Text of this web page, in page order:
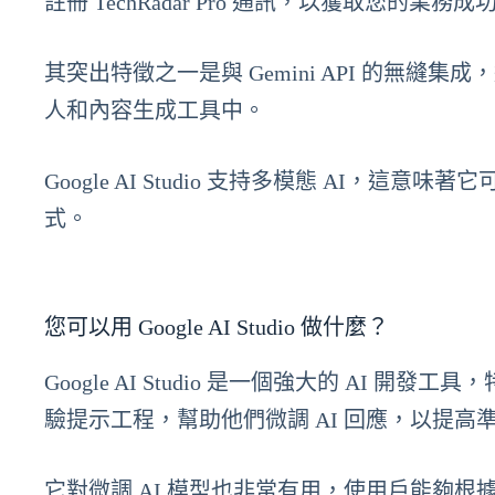
其突出特徵之一是與 Gemini API 的無縫集成
人和內容生成工具中。
Google AI Studio 支持多模態 AI，這意味著
式。
您可以用 Google AI Studio 做什麼？
Google AI Studio 是一個強大的 AI 開發工具
驗提示工程，幫助他們微調 AI 回應，以提高